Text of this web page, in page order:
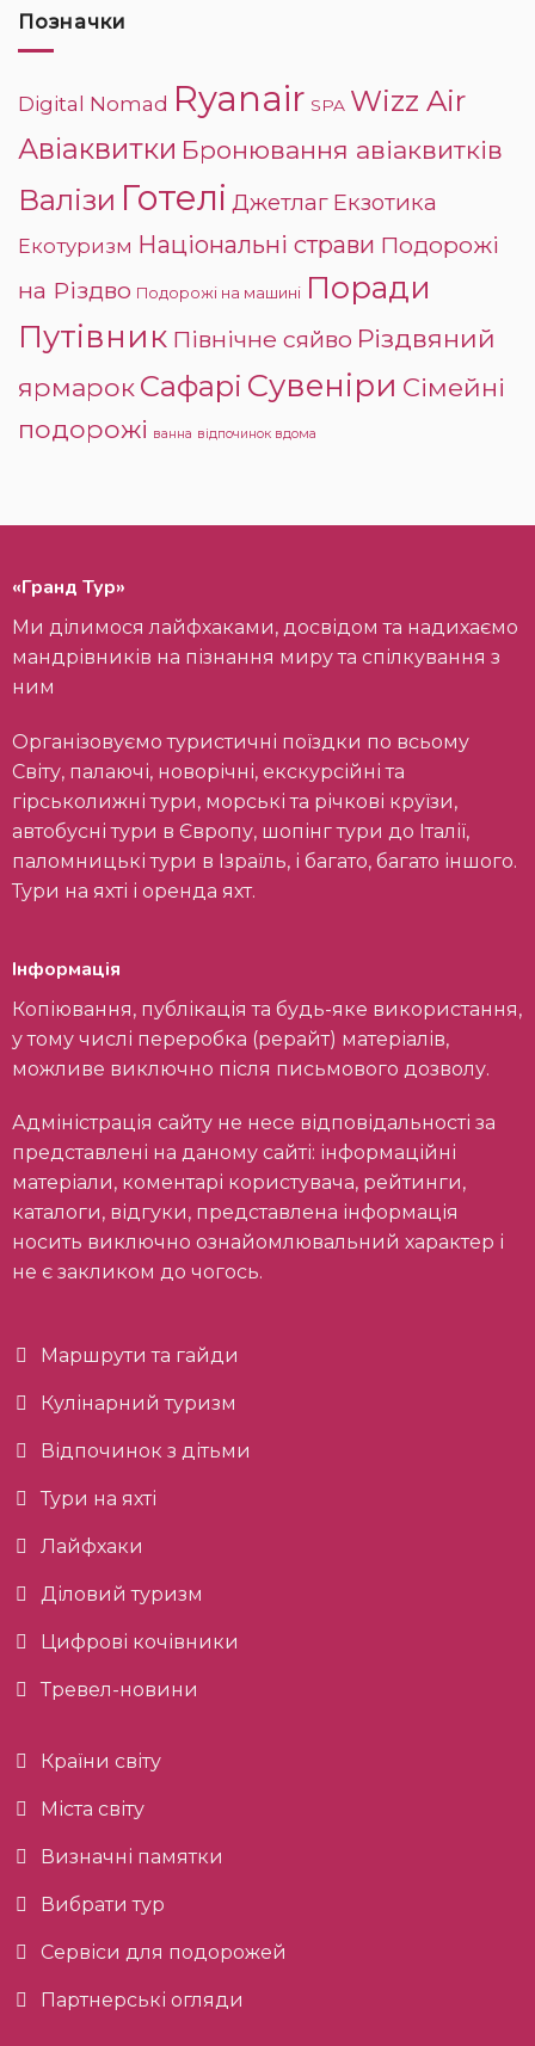
Позначки
Digital Nomad Ryanair SPA Wizz Air
Авіаквитки Бронювання авіаквитків
Валізи Готелі Джетлаг Екзотика
Екотуризм Національні страви Подорожі
на Різдво Подорожі на машині Поради
Путівник Північне сяйво Різдвяний
ярмарокСафарі Сувеніри Сімейні
подорожі ванна відпочинок вдома
«Гранд Тур»
Ми ділимося лайфхаками, досвідом та надихаємо
мандрівників на пізнання миру та спілкування з
ним
Організовуємо туристичні поїздки по всьому
Світу, палаючі, новорічні, екскурсійні та
гірськолижні тури, морські та річкові круїзи,
автобусні тури в Європу, шопінг тури до Італії,
паломницькі тури в Ізраїль, і багато, багато іншого.
Тури на яхті і оренда яхт.
Інформація
Копіювання, публікація та будь-яке використання,
у тому числі переробка (рерайт) матеріалів,
можливе виключно після письмового дозволу.
Адміністрація сайту не несе відповідальності за
представлені на даному сайті: інформаційні
матеріали, коментарі користувача, рейтинги,
каталоги, відгуки, представлена інформація
носить виключно ознайомлювальний характер і
не є закликом до чогось.
Маршрути та гайди
Кулінарний туризм
Відпочинок з дітьми
Тури на яхті
Лайфхаки
Діловий туризм
Цифрові кочівники
Тревел-новини
Країни світу
Міста світу
Визначні памятки
Вибрати тур
Сервіси для подорожей
Партнерські огляди